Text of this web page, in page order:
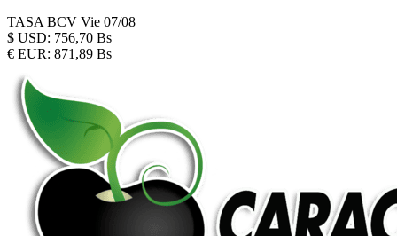
TASA BCV Vie 07/08
$ USD: 756,70 Bs
€ EUR: 871,89 Bs